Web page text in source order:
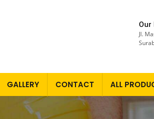
Our
Jl.
GALLERY CONTACT ALL